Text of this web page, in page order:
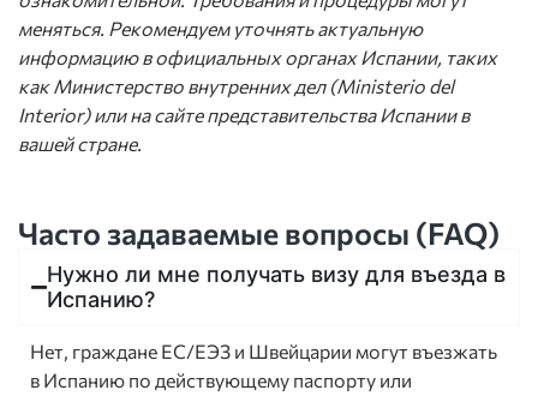
меняться. Рекомендуем уточнять актуальную
информацию в официальных органах Испании, таких
как Министерство внутренних дел (Ministerio del
Interior) или на сайте представительства Испании в
вашей стране.
Часто задаваемые вопросы (FAQ)
Нужно ли мне получать визу для въезда в
Испанию?
Нет, граждане ЕС/ЕЭЗ и Швейцарии могут въезжать
в Испанию по действующему паспорту или